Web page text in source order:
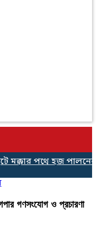
মক্কার পথে হজ
গণসংযোগ ও প্রচারণা